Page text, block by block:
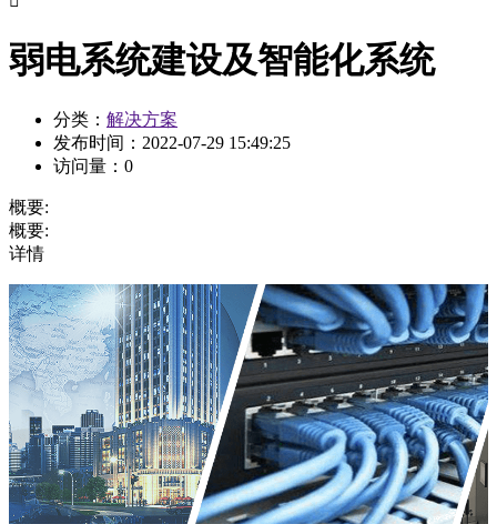
弱电系统建设及智能化系统
分类： 解决方案
发布时间： 2022-07-29 15:49:25
访问量： 0
概要:
概要:
详情